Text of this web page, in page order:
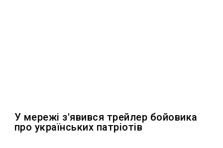
У мережі з'явився трейлер бойовика
про українських патріотів